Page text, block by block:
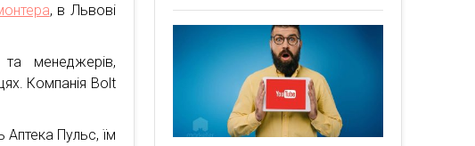
, в Львові
та менеджерів,
Компанія Bolt
Аптека Пульс, їм